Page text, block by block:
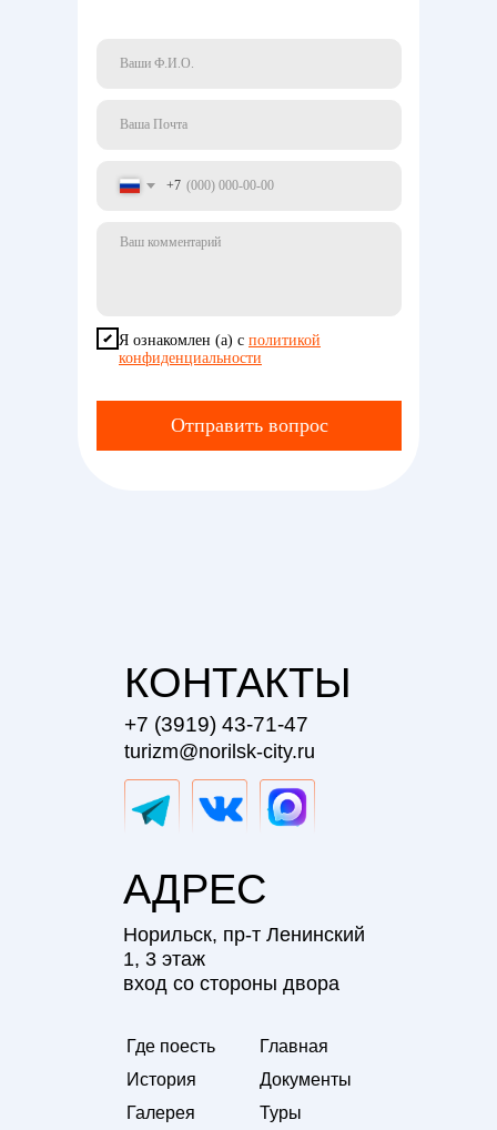
+7
Я ознакомлен (а) с политикой
конфиденциальности
Отправить вопрос
Туры
Документы
Главная
Галерея
История
Где поесть
АДРЕС
Норильск, пр-т Ленинский
1, 3 этаж
вход со стороны двора
turizm@norilsk-city.ru
+7 (3919) 43-71-47
КОНТАКТЫ